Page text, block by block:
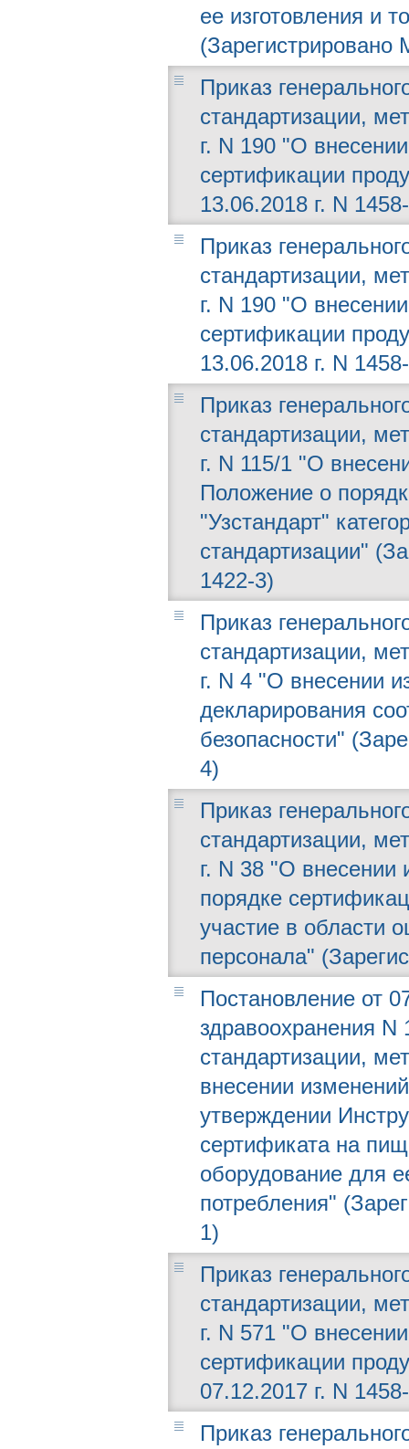
ее изготовления и
Приказ
стандартизации,
г. N 190 "О
сертификации
13.06.2018 г. N
Приказ
стандартизации,
г. N 190 "О
сертификации
13.06.2018 г. N
Приказ
стандартизации,
г. N 115/1 "О
Положение о
"Узстандарт"
стандартизации"
1422-3)
Приказ
стандартизации,
г. N 4 "О внесении
декларирования
безопасности"
4)
Приказ
стандартизации,
г. N 38 "О внесении
порядке
участие в области
персонала"
Постановление от
здравоохранения N
стандартизации,
внесении
утверждении
сертификата на
оборудование для
потребления"
1)
Приказ
стандартизации,
г. N 571 "О
сертификации
07.12.2017 г. N
Приказ